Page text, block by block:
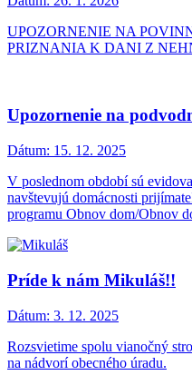
UPOZORNENIE NA
PRIZNANIA K DANI Z
Upozornenie na
Dátum: 15. 12. 2025
V poslednom období sú
navštevujú domácnosti
programu Obnov dom/Obnov
Príde k nám Mikuláš!!
Dátum: 3. 12. 2025
Rozsvietime spolu vianočný
na nádvorí obecného úradu.